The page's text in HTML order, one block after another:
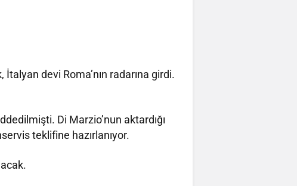
devi Roma’nın radarına girdi.
Di Marzio’nun aktardığı
teklifine hazırlanıyor.